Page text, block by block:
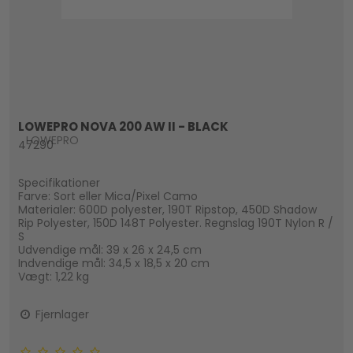
LOWEPRO NOVA 200 AW II - BLACK
LOWEPRO
47290
Specifikationer
Farve: Sort eller Mica/Pixel Camo
Materialer: 600D polyester, 190T Ripstop, 450D Shadow
Rip Polyester, 150D 148T Polyester. Regnslag 190T Nylon R /
S
Udvendige mål: 39 x 26 x 24,5 cm
Indvendige mål: 34,5 x 18,5 x 20 cm
Vægt: 1,22 kg
Fjernlager